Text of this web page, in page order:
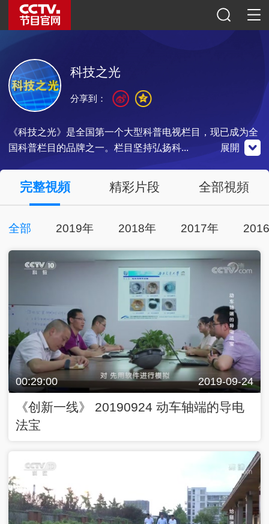
科技之光
《科技之光》是全国第一个大型科普电视栏目，现已成为全
国科普栏目的品牌之一。栏目坚持弘扬科...
央視影音
點擊下載
展開
分享到：
完整視頻 精彩片段 全部視頻
全部 2019年 2018年 2017年
00:29:00 2019-09-24
《创新一线》 20190924 动车轴端的导电
法宝